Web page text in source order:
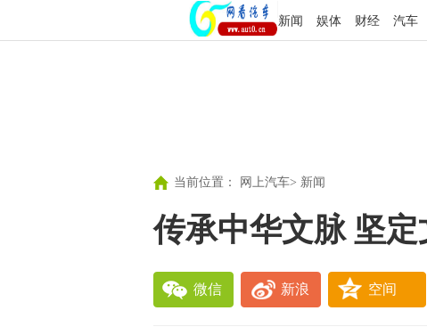
新闻 娱体 财经 汽车
当前位置： 网上汽车> 新闻
传承中华文脉 坚
微信 新浪 空间